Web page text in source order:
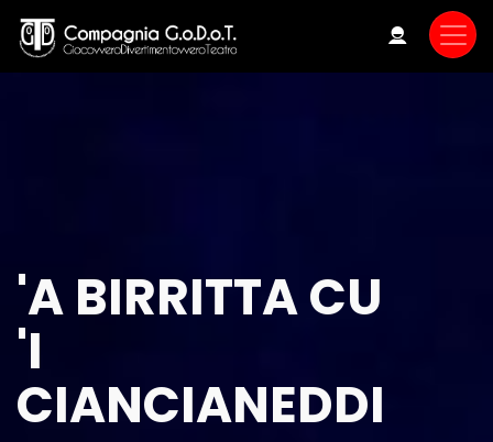
main
'A BIRRITTA CU
'I
CIANCIANEDDI